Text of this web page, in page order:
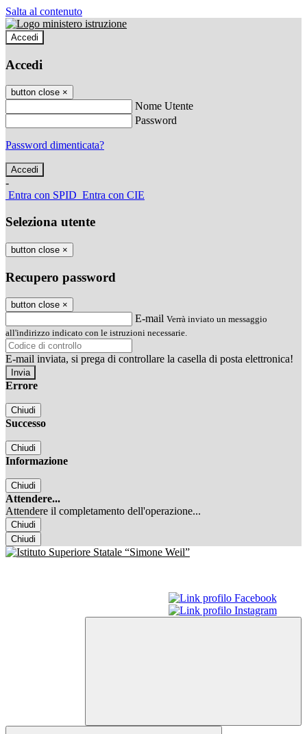
Salta al contenuto
Accedi
Accedi
button close ×
Nome Utente
Password
Password dimenticata?
-
Entra con SPID Entra con CIE
Seleziona utente
button close ×
Recupero password
button close ×
E-mail Verrà inviato un messaggio
all'indirizzo indicato con le istruzioni necessarie.
E-mail inviata, si prega di controllare la casella di posta elettronica!
Errore
Chiudi
Successo
Chiudi
Informazione
Chiudi
Attendere...
Attendere il completamento dell'operazione...
Chiudi
Chiudi